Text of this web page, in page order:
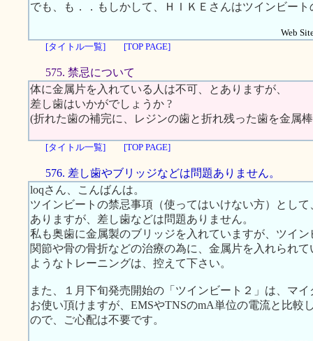
でも、も．．もしかして、ＨＩＫＥさんはツインビー
Web
[タイトル一覧]
[TOP PAGE]
575. 禁忌について
体に金属片を入れている人は不可、とありますが、
差し歯はいかがでしょうか ?
(折れた歯の補完に、レジンの歯と折れ残った歯を金属
[タイトル一覧] [TOP PAGE]
576. 差し歯やブリッジなどは問題ありません。
loqさん、こんばんは。
ツインビートの禁忌事項（使ってはいけない方）とし
ありますが、差し歯などは問題ありません。
私も奥歯に金属製のブリッジを入れていますが、ツイ
関節や骨の骨折などの治療の為に、金属片を入れられ
ようなトレーニングは、控えて下さい。
また、１月下旬発売開始の「ツインビート２」は、マ
お使い頂けますが、EMSやTNSのmA単位の電流と比較
ので、ご心配は不要です。